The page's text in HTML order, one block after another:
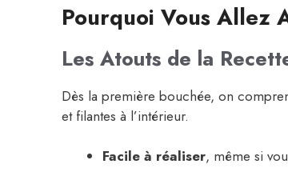
Pourquoi Vous Allez
Les Atouts de la
Dès la première bouchée, on
et filantes à l’intérieur.
Facile à réaliser, même si